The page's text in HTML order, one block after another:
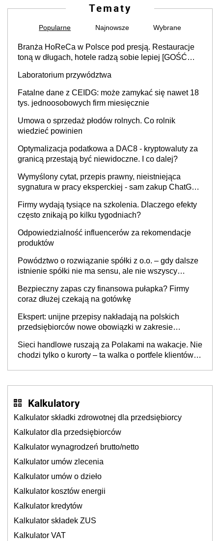
Tematy
Popularne Najnowsze Wybrane
Branża HoReCa w Polsce pod presją. Restauracje
toną w długach, hotele radzą sobie lepiej [GOŚĆ
Laboratorium przywództwa
Fatalne dane z CEIDG: może zamykać się nawet 18
tys. jednoosobowych firm miesięcznie
Umowa o sprzedaż płodów rolnych. Co rolnik
wiedzieć powinien
Optymalizacja podatkowa a DAC8 - kryptowaluty za
granicą przestają być niewidoczne. I co dalej?
Wymyślony cytat, przepis prawny, nieistniejąca
sygnatura w pracy eksperckiej - sam zakup ChatGPT
Firmy wydają tysiące na szkolenia. Dlaczego efekty
często znikają po kilku tygodniach?
Odpowiedzialność influencerów za rekomendacje
produktów
Powództwo o rozwiązanie spółki z o.o. – gdy dalsze
istnienie spółki nie ma sensu, ale nie wszyscy
Bezpieczny zapas czy finansowa pułapka? Firmy
coraz dłużej czekają na gotówkę
Ekspert: unijne przepisy nakładają na polskich
przedsiębiorców nowe obowiązki w zakresie
Sieci handlowe ruszają za Polakami na wakacje. Nie
chodzi tylko o kurorty – ta walka o portfele klientów
Kalkulatory
Kalkulator składki zdrowotnej dla przedsiębiorcy
Kalkulator dla przedsiębiorców
Kalkulator wynagrodzeń brutto/netto
Kalkulator umów zlecenia
Kalkulator umów o dzieło
Kalkulator kosztów energii
Kalkulator kredytów
Kalkulator składek ZUS
Kalkulator VAT